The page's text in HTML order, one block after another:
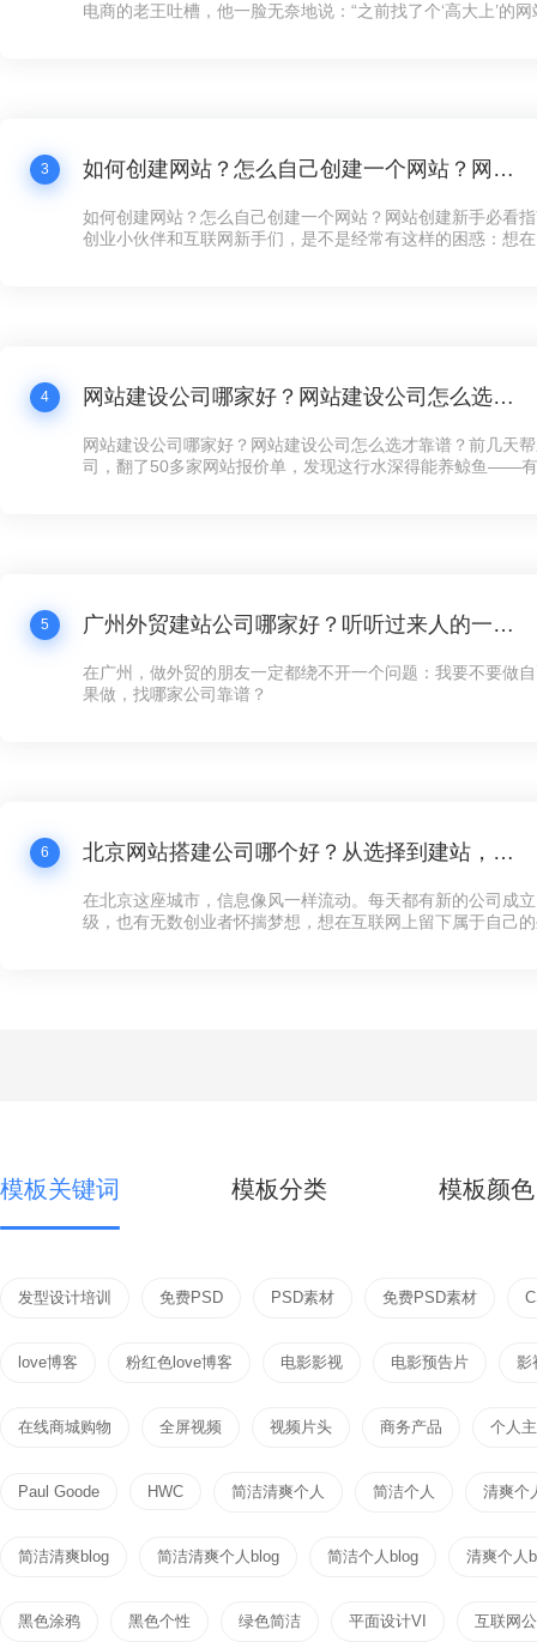
电商的老王吐槽，他一脸无奈地说：“之前找了个‘高大上’的
3 如何创建网站？怎么自己创建一个网站？网站创建新手必看指南！
如何创建网站？怎么自己创建一个网站？网站创建新手必看
创业小伙伴和互联网新手们，是不是经常有这样的困惑：想
4 网站建设公司哪家好？网站建设公司怎么选才靠谱？
网站建设公司哪家好？网站建设公司怎么选才靠谱？前几天
司，翻了50多家网站报价单，发现这行水深得能养鲸鱼——
5 广州外贸建站公司哪家好？听听过来人的一点体会
在广州，做外贸的朋友一定都绕不开一个问题：我要不要做
果做，找哪家公司靠谱？
6 北京网站搭建公司哪个好？从选择到建站，这些你必须知道的事
在北京这座城市，信息像风一样流动。每天都有新的公司成
级，也有无数创业者怀揣梦想，想在互联网上留下属于自己
模板关键词 模板分类 模板颜色
发型设计培训 免费PSD PSD素材 免费PSD素材
love博客 粉红色love博客 电影影视 电影预告片 影
在线商城购物 全屏视频 视频片头 商务产品 个人
Paul Goode HWC 简洁清爽个人 简洁个人 清爽个
简洁清爽blog 简洁清爽个人blog 简洁个人blog 清爽个人
黑色涂鸦 黑色个性 绿色简洁 平面设计VI 互联网